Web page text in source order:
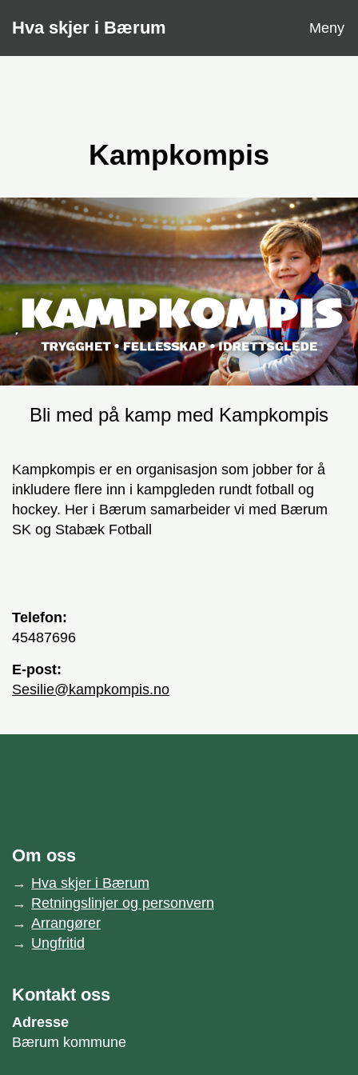
Hva skjer i Bærum Meny
Kampkompis
Bli med på kamp med Kampkompis
Kampkompis er en organisasjon som jobber for å
inkludere flere inn i kampgleden rundt fotball og
hockey. Her i Bærum samarbeider vi med Bærum
SK og Stabæk Fotball
Telefon:
45487696
E-post:
sesilie@kampkompis.no
Om oss
Hva skjer i Bærum
Retningslinjer og personvern
Arrangører
Ungfritid
Kontakt oss
Adresse
Bærum kommune